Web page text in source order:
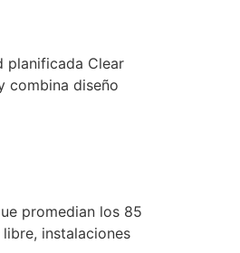
planificada Clear
combina diseño
promedian los 85
instalaciones